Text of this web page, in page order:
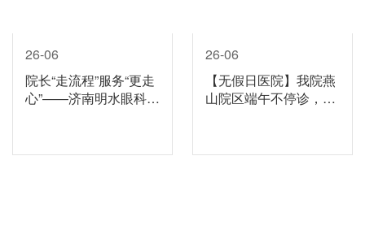
26-06
院长“走流程”服务“更走
心”——济南明水眼科医
26-06
【无假日医院】我院燕
山院区端午不停诊，门